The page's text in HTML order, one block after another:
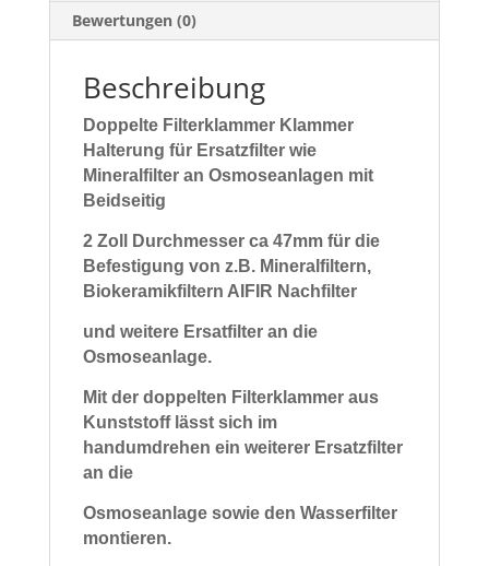
Bewertungen (0)
Beschreibung
Doppelte Filterklammer Klammer
Halterung für Ersatzfilter wie
Mineralfilter an Osmoseanlagen mit
Beidseitig
2 Zoll Durchmesser ca 47mm für die
Befestigung von z.B. Mineralfiltern,
Biokeramikfiltern AIFIR Nachfilter
und weitere Ersatfilter an die
Osmoseanlage.
Mit der doppelten Filterklammer aus
Kunststoff lässt sich im
handumdrehen ein weiterer Ersatzfilter
an die
Osmoseanlage sowie den Wasserfilter
montieren.